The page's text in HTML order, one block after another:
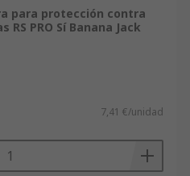
para protección contra
PRO Sí Banana Jack
7,41 €/unidad